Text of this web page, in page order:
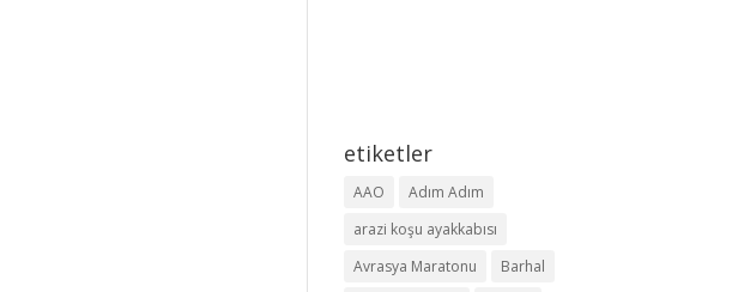
etiketler
AAO
Adım Adım
arazi koşu ayakkabısı
Avrasya Maratonu
Barhal